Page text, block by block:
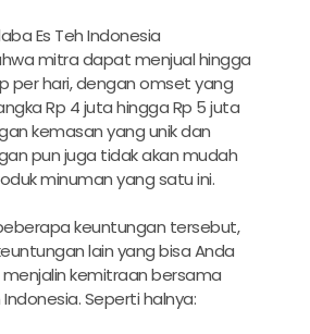
Es Teh Indonesia
mitra dapat menjual hingga
per hari, dengan omset yang
Rp 4 juta hingga Rp 5 juta
kemasan yang unik dan
pun juga tidak akan mudah
minuman yang satu ini.
keuntungan tersebut,
lain yang bisa Anda
kemitraan bersama
Seperti halnya: